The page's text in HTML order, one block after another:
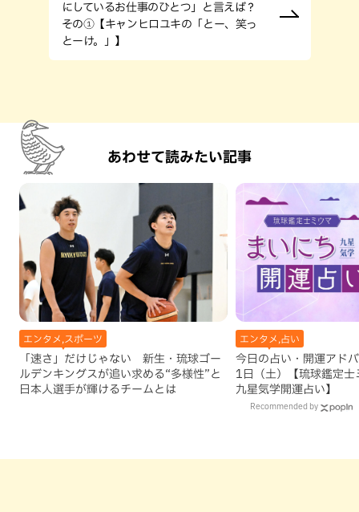
にしているお仕事のひとつ」と言えば？
その①【キャンヒロユキの「とー、笑っ
とーけ。」】
あわせて読みたい記事
エンタメ,スポーツ
「速さ」だけじゃない 新生・琉球ゴー
ルデンキングスが追い求める“多様性”と
日本人選手が輝けるチームとは
エンタメ,占い
今日の占い・開運アド
1日（土）【琉球鑑定士
九星気学開運占い】
Recommended by